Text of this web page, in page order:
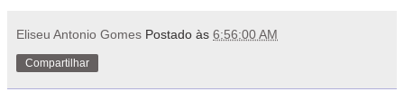
Eliseu Antonio Gomes Postado às 6:56:00 AM
Compartilhar